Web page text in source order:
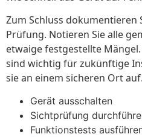
Zum Schluss dokumentieren
Prüfung. Notieren Sie alle
etwaige festgestellte
sind wichtig für zukünftige
sie an einem sicheren Ort auf.
Gerät ausschalten
Sichtprüfung
Funktionstests